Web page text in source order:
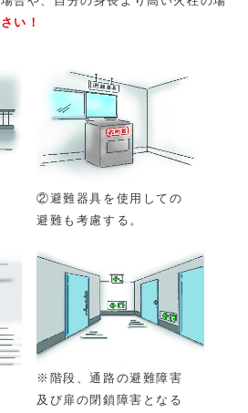
い！
②避難器具を使用しての
避難も考慮する。
※階段、通路の避難障害
及び扉の閉鎖障害となる